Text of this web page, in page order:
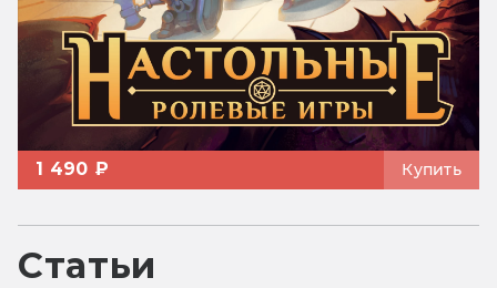
1 490 ₽ Купить
Статьи